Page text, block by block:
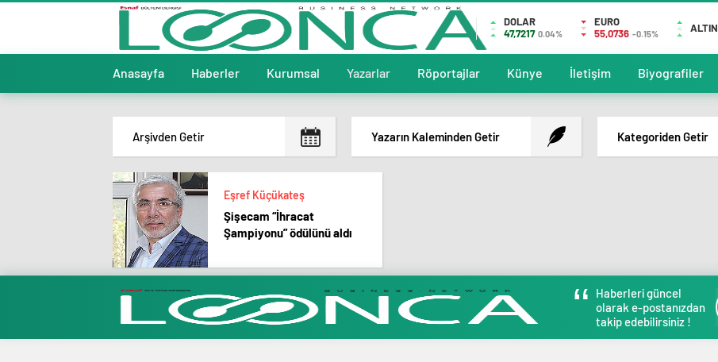
DOLAR
47,7217 0.04%
EURO
55,0736 -0.15% ALTIN
Anasayfa Haberler Kurumsal Yazarlar Röportajlar Künye İletişim Biyografiler
Yazarın Kaleminden Getir Kategoriden Getir
Eşref Küçükateş
Şişecam “İhracat
Şampiyonu” ödülünü aldı
Haberleri güncel
olarak e-postanızdan
takip edebilirsiniz !